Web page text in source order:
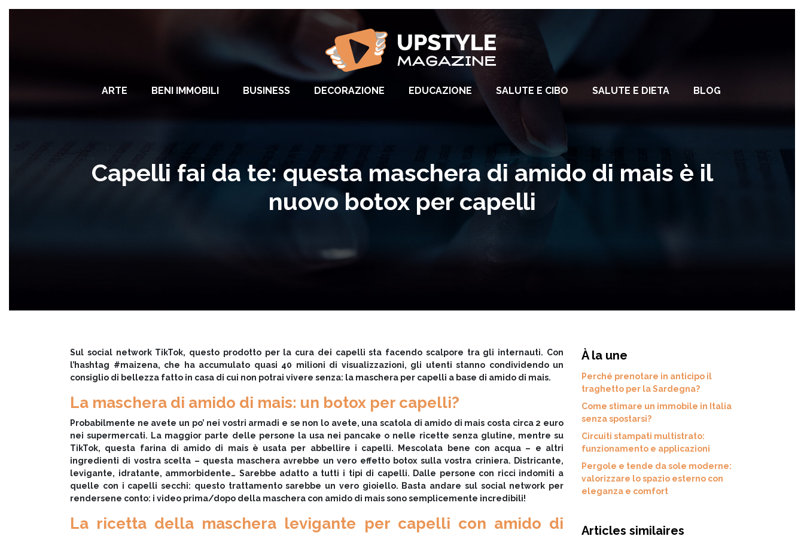
ARTE BENI IMMOBILI BUSINESS DECORAZIONE EDUCAZIONE SALUTE E CIBO SALUTE E DIETA BLOG
Capelli fai da te: questa maschera di amido di mais è il
nuovo botox per capelli
Sul social network TikTok, questo prodotto per la cura dei capelli sta facendo scalpore tra gli internauti. Con
l’hashtag #maizena, che ha accumulato quasi 40 milioni di visualizzazioni, gli utenti stanno condividendo un
consiglio di bellezza fatto in casa di cui non potrai vivere senza: la maschera per capelli a base di amido di mais.
La maschera di amido di mais: un botox per capelli?
Probabilmente ne avete un po’ nei vostri armadi e se non lo avete, una scatola di amido di mais costa circa 2 euro
nei supermercati. La maggior parte delle persone la usa nei pancake o nelle ricette senza glutine, mentre su
TikTok, questa farina di amido di mais è usata per abbellire i capelli. Mescolata bene con acqua – e altri
ingredienti di vostra scelta – questa maschera avrebbe un vero effetto botox sulla vostra criniera. Districante,
levigante, idratante, ammorbidente… Sarebbe adatto a tutti i tipi di capelli. Dalle persone con ricci indomiti a
quelle con i capelli secchi: questo trattamento sarebbe un vero gioiello. Basta andare sul social network per
rendersene conto: i video prima/dopo della maschera con amido di mais sono semplicemente incredibili!
La ricetta della maschera levigante per capelli con amido di
À la une
Perché prenotare in anticipo il
traghetto per la Sardegna?
Come stimare un immobile in Italia
senza spostarsi?
Circuiti stampati multistrato:
funzionamento e applicazioni
Pergole e tende da sole moderne:
valorizzare lo spazio esterno con
eleganza e comfort
Articles similaires